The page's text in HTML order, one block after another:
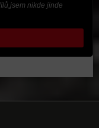
nikde jinde